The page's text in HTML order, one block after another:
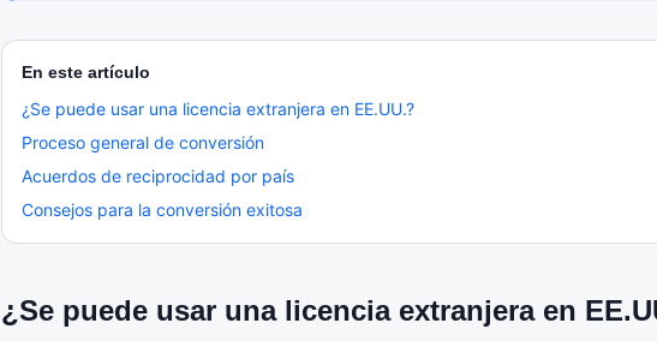
En este artículo
¿Se puede usar una licencia extranjera en EE.UU.?
Proceso general de conversión
Acuerdos de reciprocidad por país
Consejos para la conversión exitosa
¿Se puede usar una licencia extranjera en